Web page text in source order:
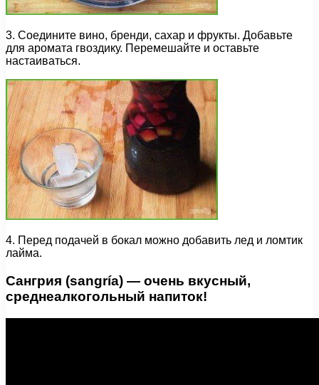
3. Соедините вино, бренди, сахар и фрукты. Добавьте
для аромата гвоздику. Перемешайте и оставьте
настаиваться.
4. Перед подачей в бокал можно добавить лед и ломтик
лайма.
Сангрия (sangría) — очень вкусный,
среднеалкогольный напиток!